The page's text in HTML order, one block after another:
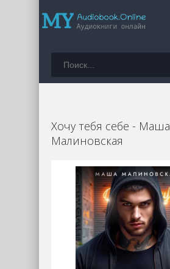
Хочу тебя себе - Маша
Малиновская